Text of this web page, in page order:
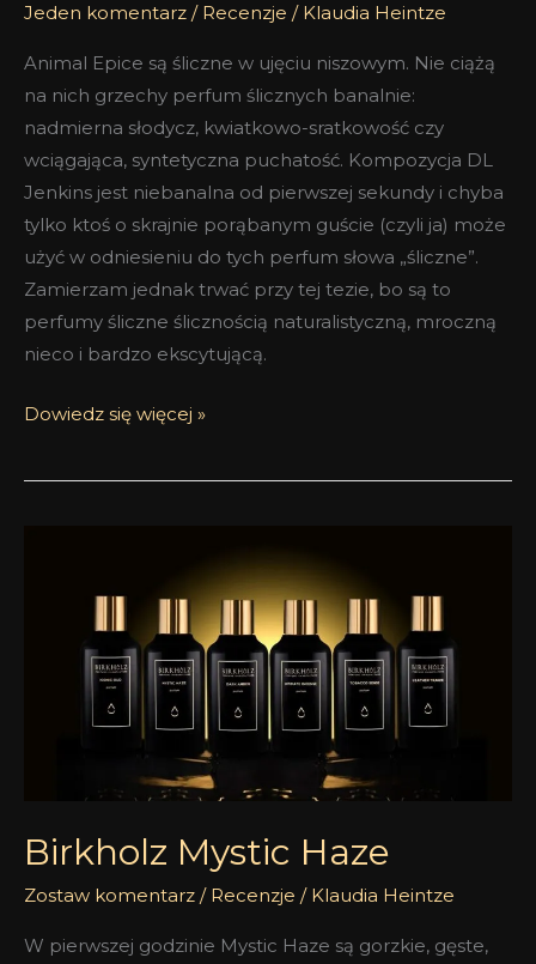
Jeden komentarz / Recenzje / Klaudia Heintze
Animal Epice są śliczne w ujęciu niszowym. Nie ciążą
na nich grzechy perfum ślicznych banalnie:
nadmierna słodycz, kwiatkowo-sratkowość czy
wciągająca, syntetyczna puchatość. Kompozycja DL
Jenkins jest niebanalna od pierwszej sekundy i chyba
tylko ktoś o skrajnie porąbanym guście (czyli ja) może
użyć w odniesieniu do tych perfum słowa „śliczne”.
Zamierzam jednak trwać przy tej tezie, bo są to
perfumy śliczne ślicznością naturalistyczną, mroczną
nieco i bardzo ekscytującą.
Dowiedz się więcej »
Birkholz Mystic Haze
Zostaw komentarz / Recenzje / Klaudia Heintze
W pierwszej godzinie Mystic Haze są gorzkie, gęste,